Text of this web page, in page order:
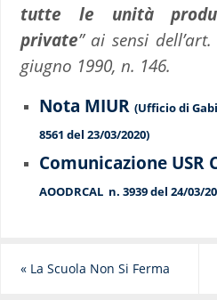
tutte le unità
private” ai sensi
giugno 1990, n. 146.
Nota MIUR(Ufficio di
8561 del 23/03/2020)
Comunicazione USR
AOODRCAL n. 3939 del 24/03/
«La Scuola Non Si Ferma